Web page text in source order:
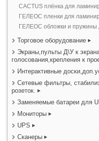
CACTUS плёнка для
ГЕЛЕОС пленки для
ГЕЛЕОС обложки и пружины
Торговое оборудование
Экраны,пульты Д\У к
голосования,крепления к
Интерактивные
Сетевые фильтры,
розеток.
Заменяемые батареи для
Мониторы
UPS
Сканеры